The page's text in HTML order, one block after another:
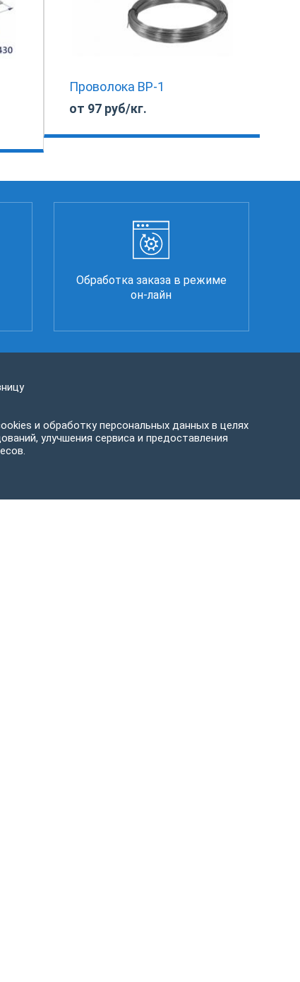
Проволока ВР-1
от 97 руб/кг.
Обработка заказа в режиме
он-лайн
и обработку персональных данных в целях
улучшения сервиса и предоставления